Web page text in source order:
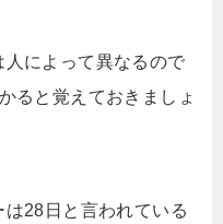
によって異なるので
ると覚えておきましょ
28日と言われている